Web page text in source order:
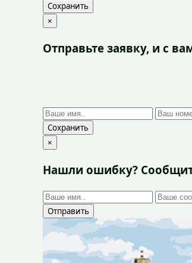
Сохранить
×
Отправьте заявку, и с
Сохранить
×
Нашли ошибку?
Отправить